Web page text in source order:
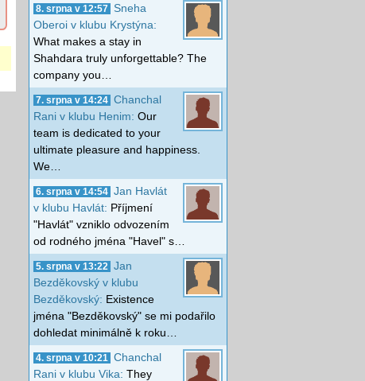
8. srpna v 12:57
Sneha
Oberoi v klubu Krystýna:
What makes a stay in
Shahdara truly unforgettable? The
company you…
7. srpna v 14:24 Chanchal
Rani v klubu Henim: Our
team is dedicated to your
ultimate pleasure and happiness.
We…
6. srpna v 14:54 Jan Havlát
v klubu Havlát: Příjmení
"Havlát" vzniklo odvozením
od rodného jména "Havel" s…
5. srpna v 13:22
Jan
Bezděkovský v klubu
Bezděkovský: Existence
jména "Bezděkovský" se mi podařilo
dohledat minimálně k roku…
4. srpna v 10:21
Chanchal
Rani v klubu Vika: They